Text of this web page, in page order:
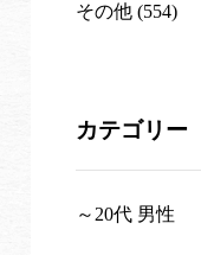
その他 (554)
カテゴリー
～20代 男性